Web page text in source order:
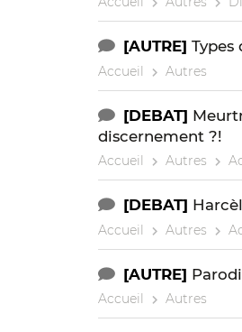
[AUTRE] Types
Accueil Autres
[DEBAT]
discernement ?!
Accueil Autres
[DEBAT]
Accueil Autres
[AUTRE]
Accueil Autres